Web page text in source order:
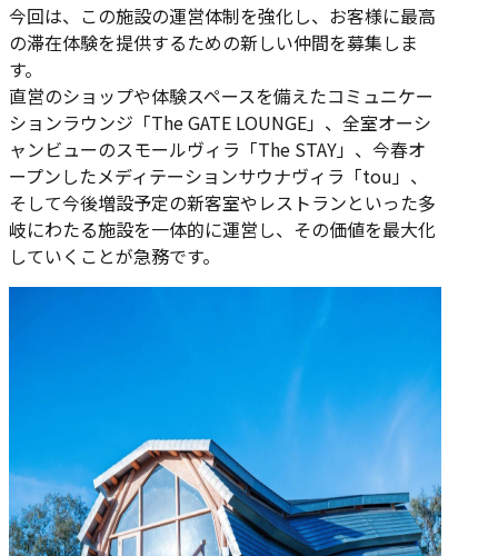
今回は、この施設の運営体制を強化し、お客様に最高
の滞在体験を提供するための新しい仲間を募集しま
す。
直営のショップや体験スペースを備えたコミュニケー
ションラウンジ「The GATE LOUNGE」、全室オーシ
ャンビューのスモールヴィラ「The STAY」、今春オ
ープンしたメディテーションサウナヴィラ「tou」、
そして今後増設予定の新客室やレストランといった多
岐にわたる施設を一体的に運営し、その価値を最大化
していくことが急務です。